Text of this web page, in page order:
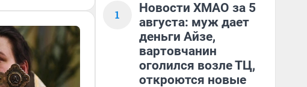
1
Новости ХМАО за 5
августа: муж дает
деньги Айзе,
вартовчанин
оголился возле ТЦ,
откроются новые